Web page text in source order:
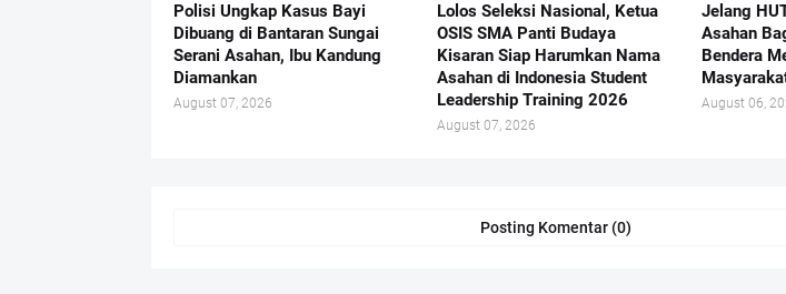
Polisi Ungkap Kasus Bayi
Dibuang di Bantaran Sungai
Serani Asahan, Ibu Kandung
Diamankan
August 07, 2026
Lolos Seleksi Nasional, Ketua
OSIS SMA Panti Budaya
Kisaran Siap Harumkan Nama
Asahan di Indonesia Student
Leadership Training 2026
August 07, 2026
Jelang
Asahan
Bendera
August 06,
Posting Komentar (0)